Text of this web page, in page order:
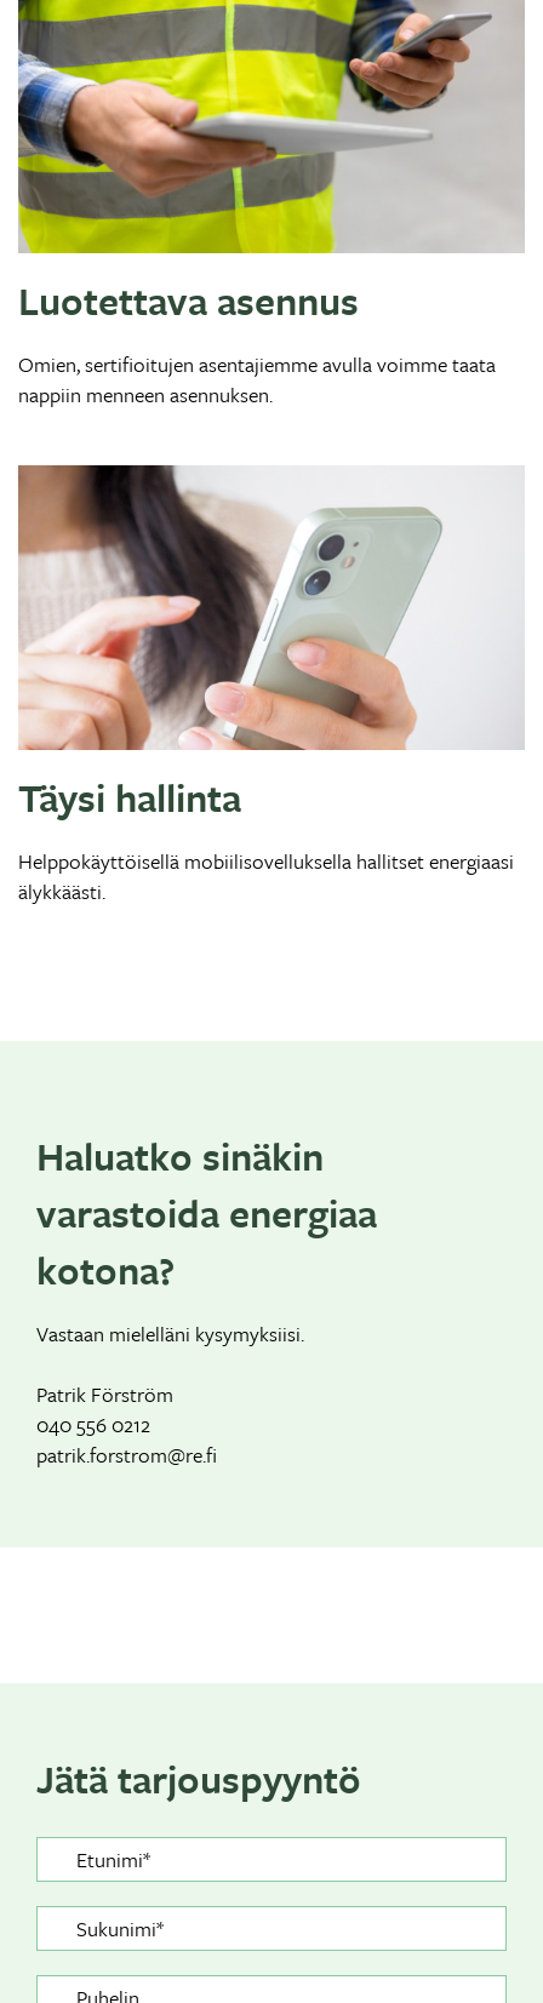
Luotettava asennus
Omien, sertifioitujen asentajiemme avulla voimme taata
nappiin menneen asennuksen.
Täysi hallinta
Helppokäyttöisellä mobiilisovelluksella hallitset energiaasi
älykkäästi.
Haluatko sinäkin
varastoida energiaa
kotona?
Vastaan mielelläni kysymyksiisi.
Patrik Förström
040 556 0212
patrik.forstrom@re.fi
Jätä tarjouspyyntö
Etunimi**
Sukunimi**
Puhelin